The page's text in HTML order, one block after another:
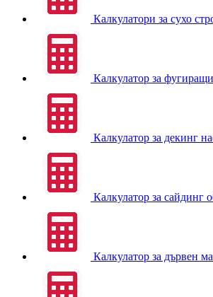
Калкулатори за сухо
Калкулатор за
Калкулатор за декинг
Калкулатор за сайдинг
Калкулатор за дървен